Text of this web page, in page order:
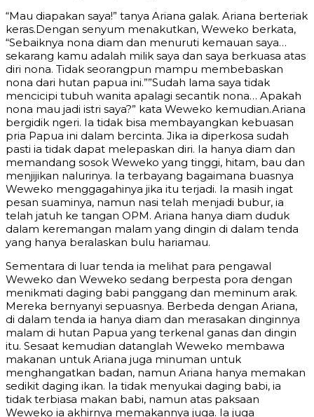
“Mau diapakan saya!” tanya Ariana galak. Ariana berteriak
keras.Dengan senyum menakutkan, Weweko berkata,
“Sebaiknya nona diam dan menuruti kemauan saya…
sekarang kamu adalah milik saya dan saya berkuasa atas
diri nona. Tidak seorangpun mampu membebaskan
nona dari hutan papua ini.””Sudah lama saya tidak
mencicipi tubuh wanita apalagi secantik nona… Apakah
nona mau jadi istri saya?” kata Weweko kemudian.Ariana
bergidik ngeri. Ia tidak bisa membayangkan kebuasan
pria Papua ini dalam bercinta. Jika ia diperkosa sudah
pasti ia tidak dapat melepaskan diri. Ia hanya diam dan
memandang sosok Weweko yang tinggi, hitam, bau dan
menjijikan nalurinya. Ia terbayang bagaimana buasnya
Weweko menggagahinya jika itu terjadi. Ia masih ingat
pesan suaminya, namun nasi telah menjadi bubur, ia
telah jatuh ke tangan OPM. Ariana hanya diam duduk
dalam keremangan malam yang dingin di dalam tenda
yang hanya beralaskan bulu hariamau.
Sementara di luar tenda ia melihat para pengawal
Weweko dan Weweko sedang berpesta pora dengan
menikmati daging babi panggang dan meminum arak.
Mereka bernyanyi sepuasnya. Berbeda dengan Ariana,
di dalam tenda ia hanya diam dan merasakan dinginnya
malam di hutan Papua yang terkenal ganas dan dingin
itu. Sesaat kemudian datanglah Weweko membawa
makanan untuk Ariana juga minuman untuk
menghangatkan badan, namun Ariana hanya memakan
sedikit daging ikan. Ia tidak menyukai daging babi, ia
tidak terbiasa makan babi, namun atas paksaan
Weweko ia akhirnya memakannya juga. Ia juga